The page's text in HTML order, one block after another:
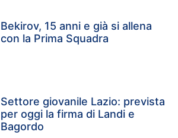
Bekirov, 15 anni e già si allena
con la Prima Squadra
Settore giovanile Lazio: prevista
per oggi la firma di Landi e
Bagordo